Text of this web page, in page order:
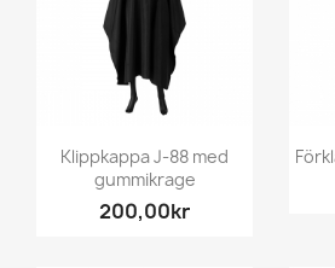
Klippkappa J-88 med
gummikrage
200,00kr